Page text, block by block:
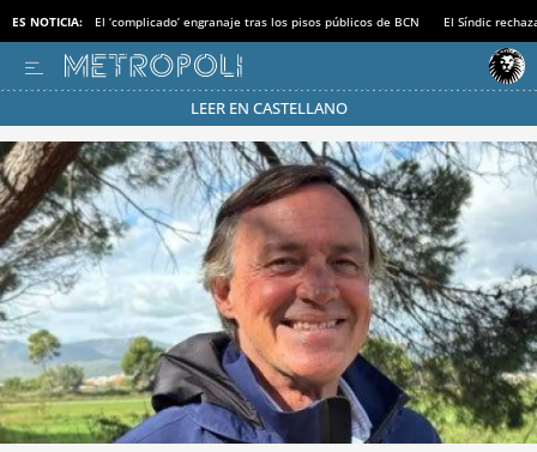
ES NOTICIA: El ‘complicado’ engranaje tras los pisos públicos de BCN El Síndic
LEER EN CASTELLANO
Pásate al MODO AHORRO